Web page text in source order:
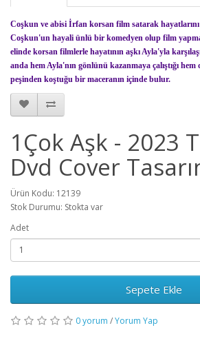
Coşkun ve abisi İrfan korsan film satarak
Coşkun'un hayali ünlü bir komedyen olup film
elinde korsan filmlerle hayatının aşkı Ayla'yla
anda hem Ayla'nın gönlünü kazanmaya çalıştığı
peşinden koştuğu bir maceranın içinde bulur.
1Çok Aşk - 2023
Dvd Cover
Ürün Kodu: 12139
Stok Durumu: Stokta var
Adet
Sepete Ekle
0 yorum /Yorum Yap